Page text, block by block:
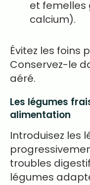
et femelles
calcium).
Évitez les foins
Conservez-le
aéré.
Les légumes
alimentation
Introduisez les
troubles
légumes